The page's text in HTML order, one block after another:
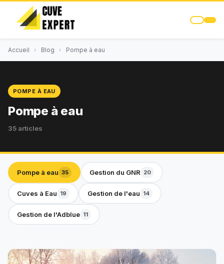
Accueil › Blog › Pompe à eau
POMPE À EAU
Pompe à eau
35 articles
Pompe à eau 35 Gestion du GNR 20
Cuves à Eau 19 Gestion de l'eau 14
Gestion de l'Adblue 11